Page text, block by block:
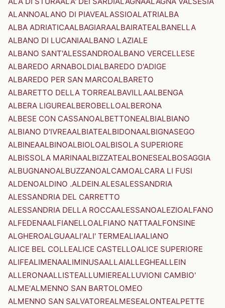
ALANNOALANO DI PIAVEALASSIOALATRIALBA
ALBA ADRIATICAALBAGIARAALBAIRATEALBANELLA
ALBANO DI LUCANIAALBANO LAZIALE
ALBANO SANT'ALESSANDROALBANO VERCELLESE
ALBAREDO ARNABOLDIALBAREDO D'ADIGE
ALBAREDO PER SAN MARCOALBARETO
ALBARETTO DELLA TORREALBAVILLAALBENGA
ALBERA LIGUREALBEROBELLOALBERONA
ALBESE CON CASSANOALBETTONEALBIALBIANO
ALBIANO D'IVREAALBIATEALBIDONAALBIGNASEGO
ALBINEAALBINOALBIOLOALBISOLA SUPERIORE
ALBISSOLA MARINAALBIZZATEALBONESEALBOSAGGIA
ALBUGNANOALBUZZANOALCAMOALCARA LI FUSI
ALDENOALDINO .ALDEIN.ALESALESSANDRIA
ALESSANDRIA DEL CARRETTO
ALESSANDRIA DELLA ROCCAALESSANOALEZIOALFANO
ALFEDENAALFIANELLOALFIANO NATTAALFONSINE
ALGHEROALGUAALI'ALI' TERMEALIAALIANO
ALICE BEL COLLEALICE CASTELLOALICE SUPERIORE
ALIFEALIMENAALIMINUSAALLAIALLEGHEALLEIN
ALLERONAALLISTEALLUMIEREALLUVIONI CAMBIO'
ALME'ALMENNO SAN BARTOLOMEO
ALMENNO SAN SALVATOREALMESEALONTEALPETTE